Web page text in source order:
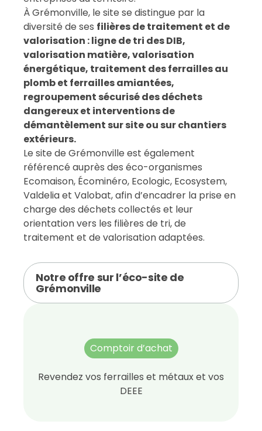
À Grémonville, le site se distingue par la
diversité de ses filières de traitement et de
valorisation : ligne de tri des DIB,
valorisation matière, valorisation
énergétique, traitement des ferrailles au
plomb et ferrailles amiantées,
regroupement sécurisé des déchets
dangereux et interventions de
démantèlement sur site ou sur chantiers
extérieurs.
Le site de Grémonville est également
référencé auprès des éco-organismes
Ecomaison, Écominéro, Ecologic, Ecosystem,
Valdelia et Valobat, afin d’encadrer la prise en
charge des déchets collectés et leur
orientation vers les filières de tri, de
traitement et de valorisation adaptées.
Notre offre sur l’éco-site de
Grémonville
Comptoir d’achat
Revendez vos ferrailles et métaux et vos
DEEE